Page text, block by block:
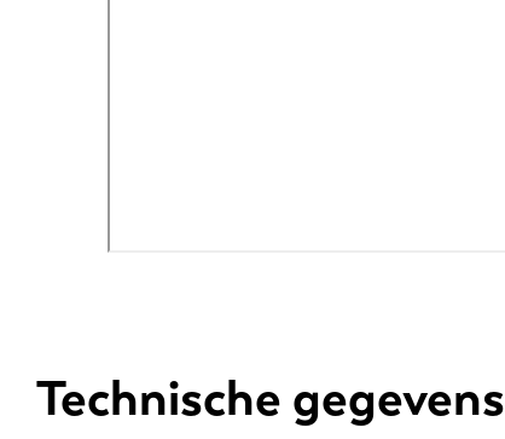
Technische gegevens